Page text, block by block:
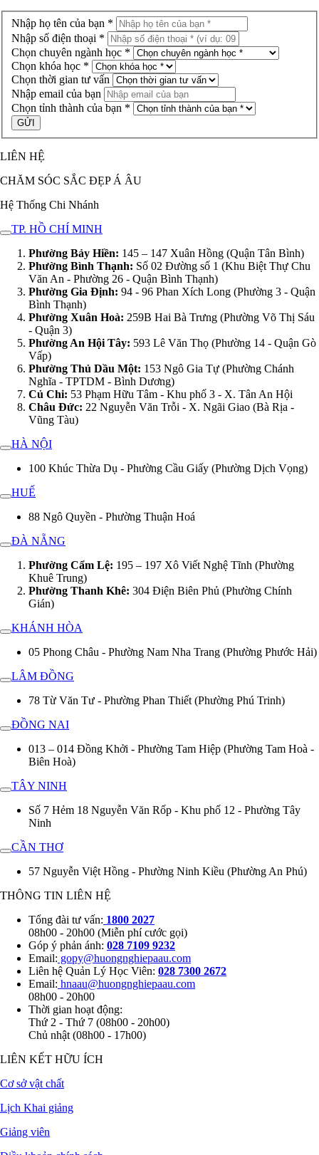
Nhập họ tên của bạn *
Nhập số điện thoại *
Chọn chuyên ngành học *
Chọn khóa học *
Chọn thời gian tư vấn
Nhập email của bạn
Chọn tỉnh thành của bạn *
LIÊN HỆ
CHĂM SÓC SẮC ĐẸP Á ÂU
Hệ Thống Chi Nhánh
TP. HỒ CHÍ MINH
Phường Bảy Hiền: 145 – 147 Xuân Hồng (Quận Tân Bình)
Phường Bình Thạnh: Số 02 Đường số 1 (Khu Biệt Thự Chu
Văn An - Phường 26 - Quận Bình Thạnh)
Phường Gia Định: 94 - 96 Phan Xích Long (Phường 3 - Quận
Bình Thạnh)
Phường Xuân Hoà: 259B Hai Bà Trưng (Phường Võ Thị Sáu
- Quận 3)
Phường An Hội Tây: 593 Lê Văn Thọ (Phường 14 - Quận Gò
Vấp)
Phường Thủ Dầu Một: 153 Ngô Gia Tự (Phường Chánh
Nghĩa - TPTDM - Bình Dương)
Củ Chi: 53 Phạm Hữu Tâm - Khu phố 3 - X. Tân An Hội
Châu Đức: 22 Nguyễn Văn Trỗi - X. Ngãi Giao (Bà Rịa -
Vũng Tàu)
HÀ NỘI
100 Khúc Thừa Dụ - Phường Cầu Giấy (Phường Dịch Vọng)
HUẾ
88 Ngô Quyền - Phường Thuận Hoá
ĐÀ NẴNG
Phường Cẩm Lệ: 195 – 197 Xô Viết Nghệ Tĩnh (Phường
Khuê Trung)
Phường Thanh Khê: 304 Điện Biên Phủ (Phường Chính
Gián)
KHÁNH HÒA
05 Phong Châu - Phường Nam Nha Trang (Phường Phước Hải)
LÂM ĐỒNG
78 Từ Văn Tư - Phường Phan Thiết (Phường Phú Trinh)
ĐỒNG NAI
013 – 014 Đồng Khởi - Phường Tam Hiệp (Phường Tam Hoà -
Biên Hoà)
TÂY NINH
Số 7 Hẻm 18 Nguyễn Văn Rốp - Khu phố 12 - Phường Tây
Ninh
CẦN THƠ
57 Nguyễn Việt Hồng - Phường Ninh Kiều (Phường An Phú)
THÔNG TIN LIÊN HỆ
Tổng đài tư vấn: 1800 2027
08h00 - 20h00 (Miễn phí cước gọi)
Góp ý phản ánh: 028 7109 9232
Email: gopy@huongnghiepaau.com
Liên hệ Quản Lý Học Viên: 028 7300 2672
Email: hnaau@huongnghiepaau.com
08h00 - 20h00
Thời gian hoạt động:
Thứ 2 - Thứ 7 (08h00 - 20h00)
Chủ nhật (08h00 - 17h00)
LIÊN KẾT HỮU ÍCH
Cơ sở vật chất
Lịch Khai giảng
Giảng viên